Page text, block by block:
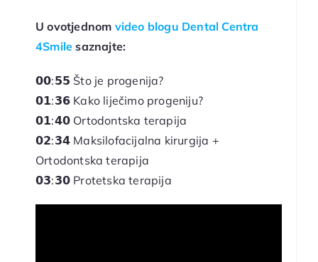
U ovotjednom video blogu Dental Centra
4Smile saznajte:
𝟬𝟬:𝟱𝟱 Što je progenija?
𝟬𝟭:𝟯𝟲 Kako liječimo progeniju?
𝟬𝟭:𝟰𝟬 Ortodontska terapija
𝟬𝟮:𝟯𝟰 Maksilofacijalna kirurgija +
Ortodontska terapija
𝟬𝟯:𝟯𝟬 Protetska terapija